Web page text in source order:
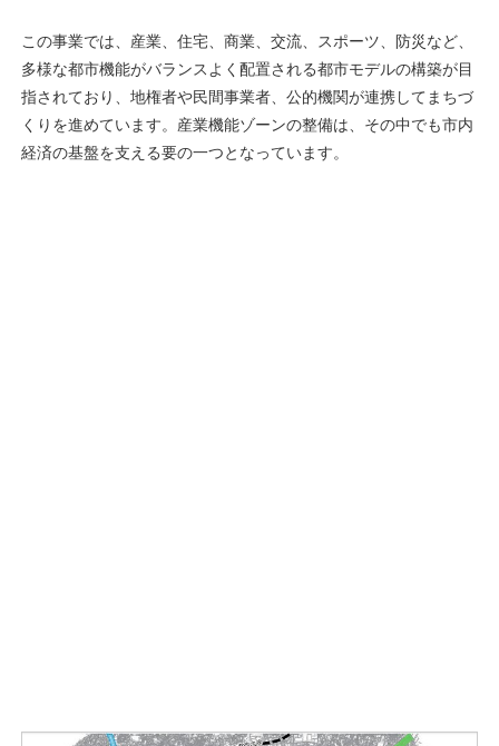
この事業では、産業、住宅、商業、交流、スポーツ、防災など、
多様な都市機能がバランスよく配置される都市モデルの構築が目
指されており、地権者や民間事業者、公的機関が連携してまちづ
くりを進めています。産業機能ゾーンの整備は、その中でも市内
経済の基盤を支える要の一つとなっています。